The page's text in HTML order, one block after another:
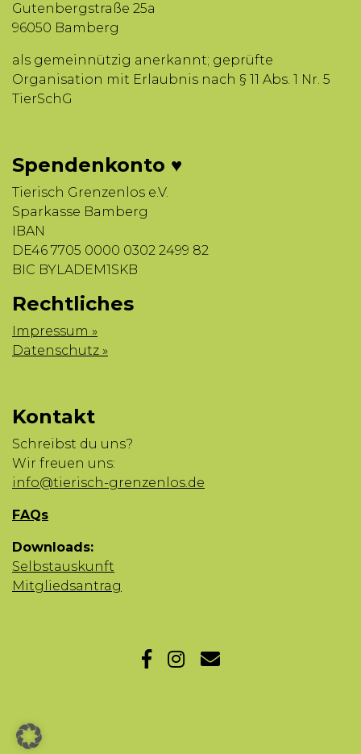
Gutenbergstraße 25a
96050 Bamberg
als gemeinnützig anerkannt; geprüfte
Organisation mit Erlaubnis nach § 11 Abs. 1 Nr. 5
TierSchG
Spendenkonto ♥
Tierisch Grenzenlos e.V.
Sparkasse Bamberg
IBAN
DE46 7705 0000 0302 2499 82
BIC BYLADEM1SKB
Rechtliches
Impressum »
Datenschutz »
Kontakt
Schreibst du uns?
Wir freuen uns:
info@tierisch-grenzenlos.de
FAQs
Downloads:
Selbstauskunft
Mitgliedsantrag